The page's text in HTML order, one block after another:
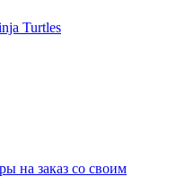
на заказ со своим